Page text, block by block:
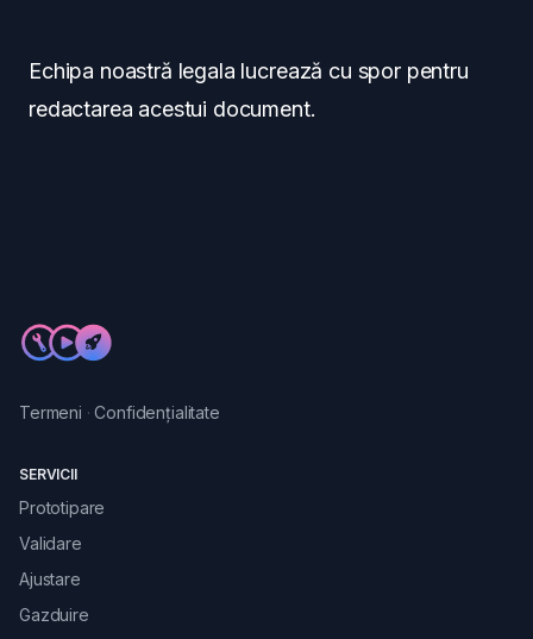
Echipa noastră legala lucrează cu spor pentru
redactarea acestui document.
Termeni ·Confidențialitate
SERVICII
Prototipare
Validare
Ajustare
Gazduire